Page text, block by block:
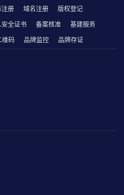
注册 域名注册 版权登记
安全证书 备案核准 基建服务
维码 品牌监控 品牌存证